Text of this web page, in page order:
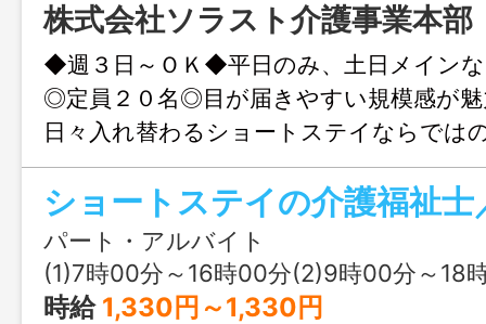
株式会社ソラスト介護事業本部
◆週３日～ＯＫ◆平日のみ、土日メイ
◎定員２０名◎目が届きやすい規模感が魅
日々入れ替わるショートステイならでは
日々、心地よい刺激と新鮮な気持ちで
★ショートステイ ソラスト鶴見緑地で
集★ ≪主な仕事内容≫ 食事、入浴、排
の身体介助 レクリエーションの企画実
見守り、介護記録業務など ＊変更範囲
パート・アルバイト
(1)7時00分～16時00分(2)9時00分～18時00分
時給 1,330円～1,330円